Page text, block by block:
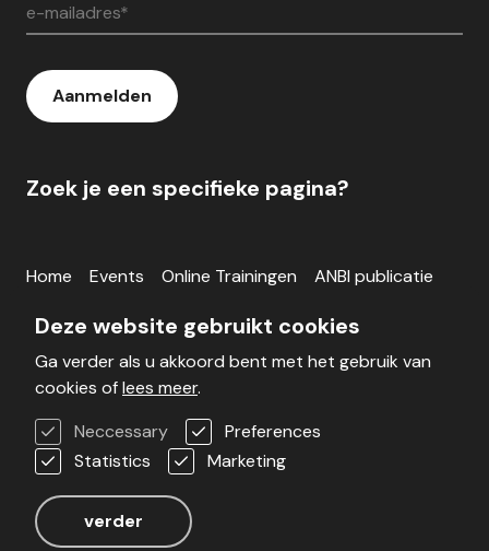
e-mailadres*
Aanmelden
Zoek je een specifieke pagina?
Home Events Online Trainingen
ANBI publicatie
Inloggen
Blog
Werken bij
Veelgestelde vragen
Deze website gebruikt cookies
Ga verder als u akkoord bent met het gebruik van
cookies oflees meer.
Neccessary
Preferences
Statistics
Marketing
verder